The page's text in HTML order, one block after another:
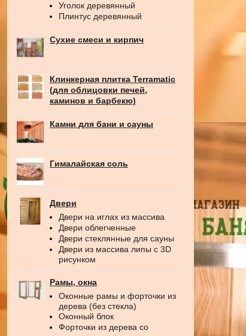
Уголок деревянный
Плинтус деревянный
Сухие смеси и кирпич
Клинкерная плитка Terramatic
(для облицовки печей,
каминов и барбекю)
Камни для бани и сауны
Гималайская соль
Двери
Двери на иглах из массива
Двери облегченные
Двери стеклянные для сауны
Двери из массива липы с 3D
рисунком
Рамы, окна
Оконные рамы и форточки из
дерева (без стекла)
Оконный блок
Форточки из дерева со